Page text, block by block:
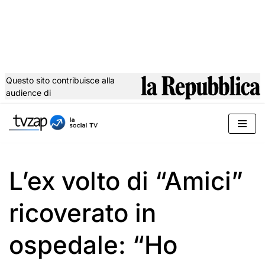
al
Questo sito contribuisce alla
audience di
L’ex volto di “Amici”
ricoverato in
ospedale: “Ho